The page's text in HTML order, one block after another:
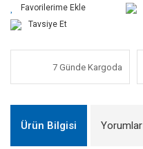
Tavsiye Et
7 Günde Kargoda
Ürün Bilgisi Yorumlar